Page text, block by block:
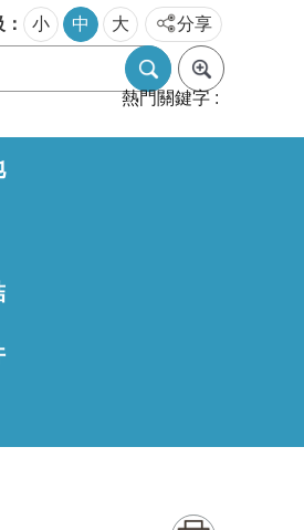
小 中 大 分享
熱門關鍵字